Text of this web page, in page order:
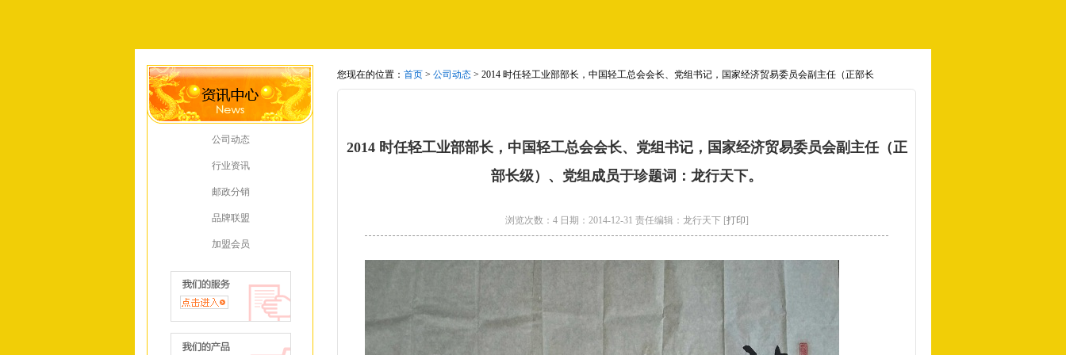
公司动态
行业资讯
邮政分销
品牌联盟
加盟会员
您现在的位置： 首页 > 公司动态 > 2014 时任轻工业部部长，中国轻工总会会长、党组书记，国家经济贸易委员会副主任（正部长
级）、党组成员于珍题词：龙行天下。
2014 时任轻工业部部长，中国轻工总会会长、党组书记，国家经济贸易委员会副主任（正
部长级）、党组成员于珍题词：龙行天下。
浏览次数： 4 日期： 2014-12-31 责任编辑： 龙行天下 [打印]